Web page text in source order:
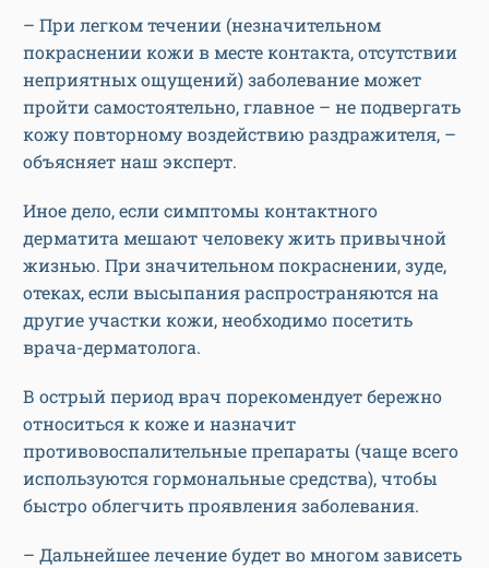
– При легком течении (незначительном
покраснении кожи в месте контакта, отсутствии
неприятных ощущений) заболевание может
пройти самостоятельно, главное – не подвергать
кожу повторному воздействию раздражителя, –
объясняет наш эксперт.
Иное дело, если симптомы контактного
дерматита мешают человеку жить привычной
жизнью. При значительном покраснении, зуде,
отеках, если высыпания распространяются на
другие участки кожи, необходимо посетить
врача-дерматолога.
В острый период врач порекомендует бережно
относиться к коже и назначит
противовоспалительные препараты (чаще всего
используются гормональные средства), чтобы
быстро облегчить проявления заболевания.
– Дальнейшее лечение будет во многом зависеть